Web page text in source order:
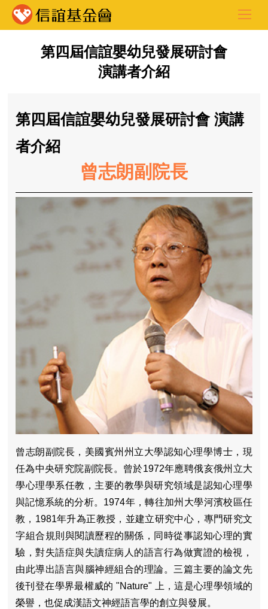
第四屆信誼嬰幼兒發展研討會
演講者介紹
第四屆信誼嬰幼兒發展研討會 演講
者介紹
曾志朗副院長
曾志朗副院長，美國賓州州立大學認知心理學博士，現
任為中央研究院副院長。曾於1972年應聘俄亥俄州立大
學心理學系任教，主要的教學與研究領域是認知心理學
與記憶系統的分析。1974年，轉往加州大學河濱校區任
教，1981年升為正教授，並建立研究中心，專門研究文
字組合規則與閱讀歷程的關係，同時從事認知心理的實
驗，對失語症與失讀症病人的語言行為做實證的檢視，
由此導出語言與腦神經組合的理論。三篇主要的論文先
後刊登在學界最權威的 "Nature" 上，這是心理學領域的
榮譽，也促成漢語文神經語言學的創立與發展。